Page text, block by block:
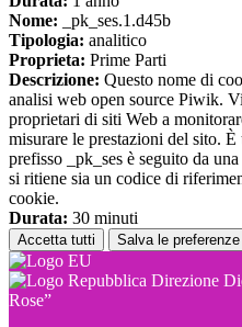
Nome: _pk_ses.1.d45b
Tipologia: analitico
Proprieta: Prime Parti
Descrizione: Questo nome di
analisi web open source Piwik.
proprietari di siti Web a
misurare le prestazioni del sito.
prefisso _pk_ses è seguito da
si ritiene sia un codice di
cookie.
Durata: 30 minuti
Accetta tutti Salva le preferenze
Direzione
Rose”